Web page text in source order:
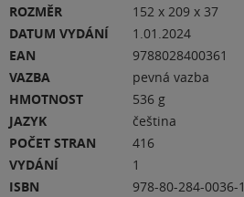
ROZMĚR
152 x 209 x 37
DATUM VYDÁNÍ
1.01.2024
EAN
9788028400361
VAZBA
pevná vazba
HMOTNOST
536 g
JAZYK
čeština
POČET STRAN
416
VYDÁNÍ
1
ISBN
978-80-284-0036-1